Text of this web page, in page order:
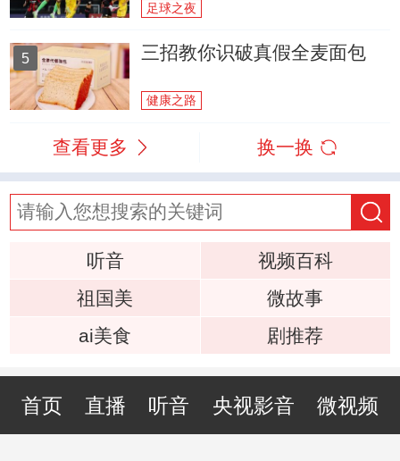
足球之夜
5 三招教你识破真假全麦面包
健康之路
查看更多 换一换
听音
视频百科
祖国美
微故事
ai美食
剧推荐
首页 直播 听音 央视影音 微视频